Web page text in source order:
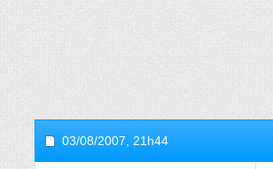
03/08/2007, 21h44